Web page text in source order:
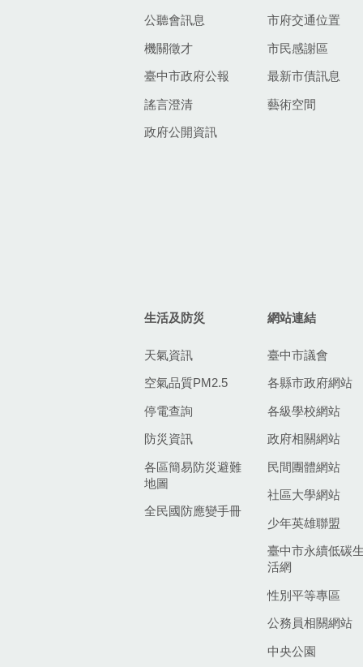
公聽會訊息
機關徵才
臺中市政府公報
謠言澄清
政府公開資訊
市府交通位置
市民感謝區
最新市債訊息
藝術空間
生活及防災
天氣資訊
空氣品質PM2.5
停電查詢
防災資訊
各區簡易防災避難
地圖
全民國防應變手冊
網站連結
臺中市議會
各縣市政府網站
各級學校網站
政府相關網站
民間團體網站
社區大學網站
少年英雄聯盟
臺中市永續低碳
活網
性別平等專區
公務員相關網站
中央公園